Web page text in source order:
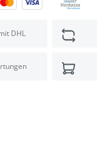
DHL